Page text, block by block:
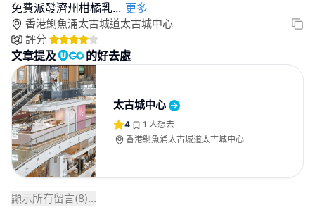
免費派發濟州柑橘乳... 更多
香港鰂魚涌太古城道太古城中心
評分
文章提及 的好去處
太古城中心
4 1 人想去
香港鰂魚涌太古城道太古城中心
顯示所有留言(8)...